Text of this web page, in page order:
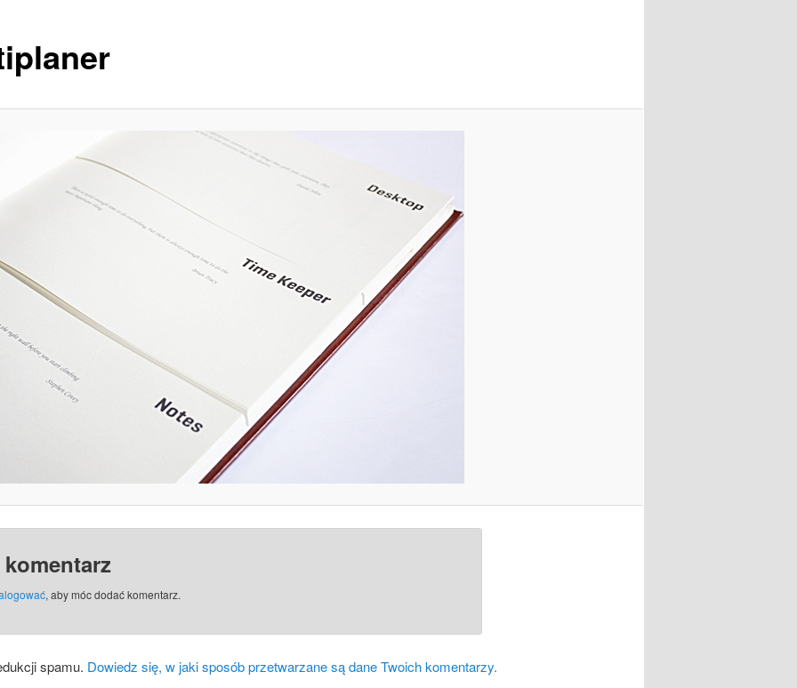
, aby móc dodać komentarz.
spamu. Dowiedz się, w jaki sposób przetwarzane są dane Twoich komentarzy.